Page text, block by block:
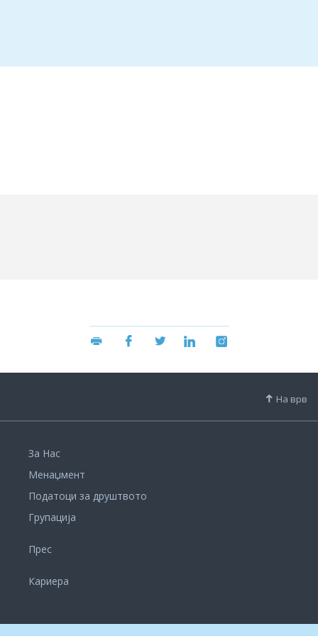
На врв
За Нас
Менаџмент
Податоци за друштвото
Групација
Прес
Кариера